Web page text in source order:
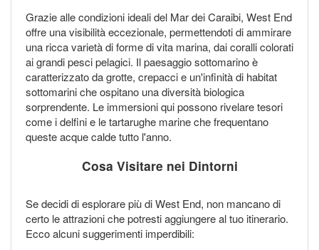
Grazie alle condizioni ideali del Mar dei Caraibi, West End
offre una visibilità eccezionale, permettendoti di ammirare
una ricca varietà di forme di vita marina, dai coralli colorati
ai grandi pesci pelagici. Il paesaggio sottomarino è
caratterizzato da grotte, crepacci e un'infinità di habitat
sottomarini che ospitano una diversità biologica
sorprendente. Le immersioni qui possono rivelare tesori
come i delfini e le tartarughe marine che frequentano
queste acque calde tutto l'anno.
Cosa Visitare nei Dintorni
Se decidi di esplorare più di West End, non mancano di
certo le attrazioni che potresti aggiungere al tuo itinerario.
Ecco alcuni suggerimenti imperdibili: